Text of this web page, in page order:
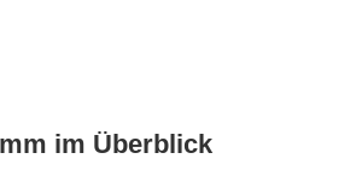
im Überblick